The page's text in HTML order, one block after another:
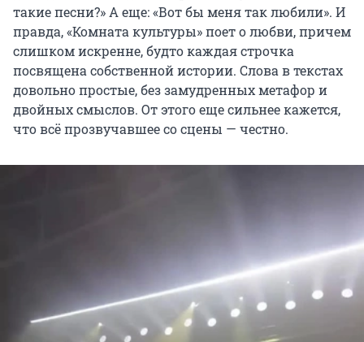
такие песни?» А еще: «Вот бы меня так любили». И
правда, «Комната культуры» поет о любви, причем
слишком искренне, будто каждая строчка
посвящена собственной истории. Слова в текстах
довольно простые, без замудренных метафор и
двойных смыслов. От этого еще сильнее кажется,
что всё прозвучавшее со сцены — честно.